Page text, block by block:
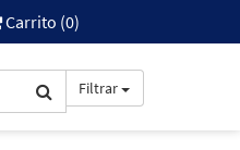
Carrito (0)
Filtrar